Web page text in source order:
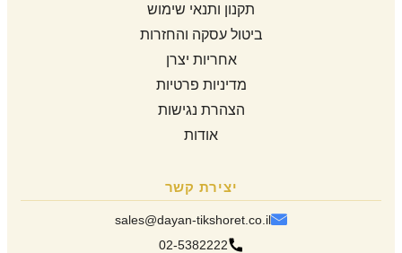
תקנון ותנאי שימוש
ביטול עסקה והחזרות
אחריות יצרן
מדיניות פרטיות
הצהרת נגישות
אודות
יצירת קשר
sales@dayan-tikshoret.co.il
02-5382222